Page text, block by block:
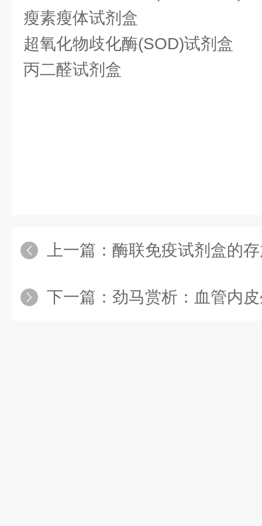
瘦素瘦体试剂盒
超氧化物歧化酶(SOD)试剂盒
丙二醛试剂盒
上一篇： 酶联免疫试剂盒的
下一篇： 劲马赏析：血管内